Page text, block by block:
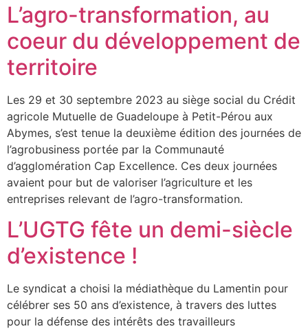
L’agro-transformation, au
coeur du développement de
territoire
Les 29 et 30 septembre 2023 au siège social du Crédit
agricole Mutuelle de Guadeloupe à Petit-Pérou aux
Abymes, s’est tenue la deuxième édition des journées de
l’agrobusiness portée par la Communauté
d’agglomération Cap Excellence. Ces deux journées
avaient pour but de valoriser l’agriculture et les
entreprises relevant de l’agro-transformation.
L’UGTG fête un demi-siècle
d’existence !
Le syndicat a choisi la médiathèque du Lamentin pour
célébrer ses 50 ans d’existence, à travers des luttes
pour la défense des intérêts des travailleurs